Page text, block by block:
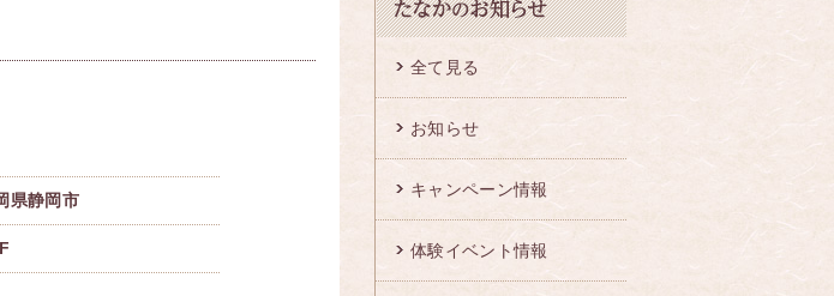
県静岡市
全て見る
お知らせ
キャンペーン情報
体験イベント情報